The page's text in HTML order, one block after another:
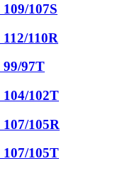
109/107S
112/110R
99/97T
104/102T
107/105R
107/105T